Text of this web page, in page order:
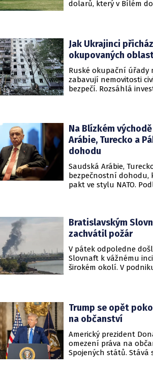
dolarů, který v Bílém
Jak Ukrajinci
okupovaných
Ruské okupační úřady
zabavují nemovitosti
bezpečí. Rozsáhlá
Na Blízkém
Arábie, Turecko a
dohodu
Saudská Arábie,
bezpečnostní dohodu,
pakt ve stylu NATO.
Bratislavským
zachvátil požár
V pátek odpoledne
Slovnaft k vážnému
širokém okolí. V
Trump se opět
na občanství
Americký prezident
omezení práva na
Spojených států.